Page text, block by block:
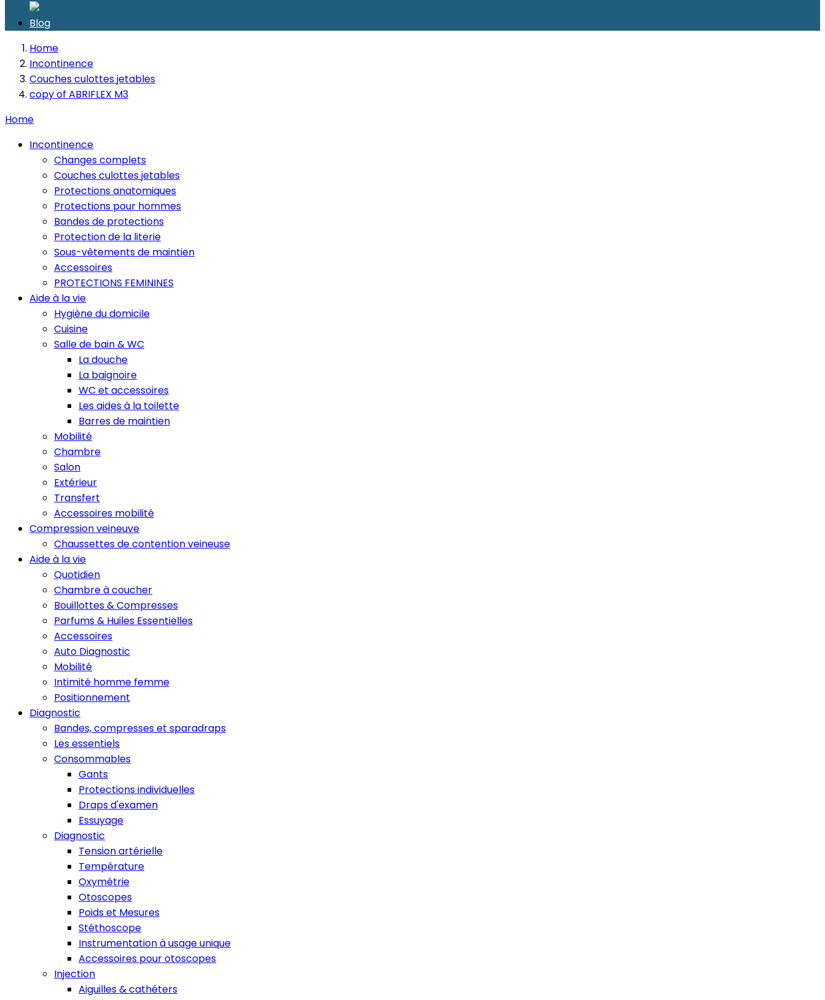
Blog
Home
Incontinence
Couches culottes jetables
copy of ABRIFLEX M3
Home
Incontinence
Changes complets
Couches culottes jetables
Protections anatomiques
Protections pour hommes
Bandes de protections
Protection de la literie
Sous-vêtements de maintien
Accessoires
PROTECTIONS FEMININES
Aide à la vie
Hygiène du domicile
Cuisine
Salle de bain & WC
La douche
La baignoire
WC et accessoires
Les aides à la toilette
Barres de maintien
Mobilité
Chambre
Salon
Extérieur
Transfert
Accessoires mobilité
Compression veineuve
Chaussettes de contention veineuse
Aide à la vie
Quotidien
Chambre à coucher
Bouillottes & Compresses
Parfums & Huiles Essentielles
Accessoires
Auto Diagnostic
Mobilité
Intimité homme femme
Positionnement
Diagnostic
Bandes, compresses et sparadraps
Les essentiels
Consommables
Gants
Protections individuelles
Draps d'examen
Essuyage
Diagnostic
Tension artérielle
Température
Oxymétrie
Otoscopes
Poids et Mesures
Stéthoscope
Instrumentation à usage unique
Accessoires pour otoscopes
Injection
Aiguilles & cathéters